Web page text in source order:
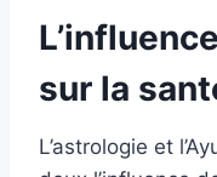
sur la
L’astrologie et